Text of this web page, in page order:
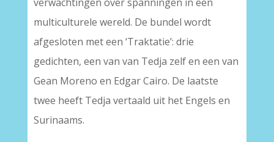
multiculturele wereld. De bundel wordt
afgesloten met een ‘Traktatie’: drie
gedichten, een van van Tedja zelf en een van
Gean Moreno en Edgar Cairo. De laatste
twee heeft Tedja vertaald uit het Engels en
Surinaams.